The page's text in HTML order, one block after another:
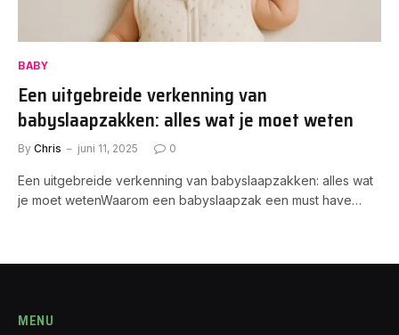
BABY
Een uitgebreide verkenning van
babyslaapzakken: alles wat je moet weten
By Chris juni 11, 2025 0
Een uitgebreide verkenning van babyslaapzakken: alles wat
je moet wetenWaarom een babyslaapzak een must have…
MENU